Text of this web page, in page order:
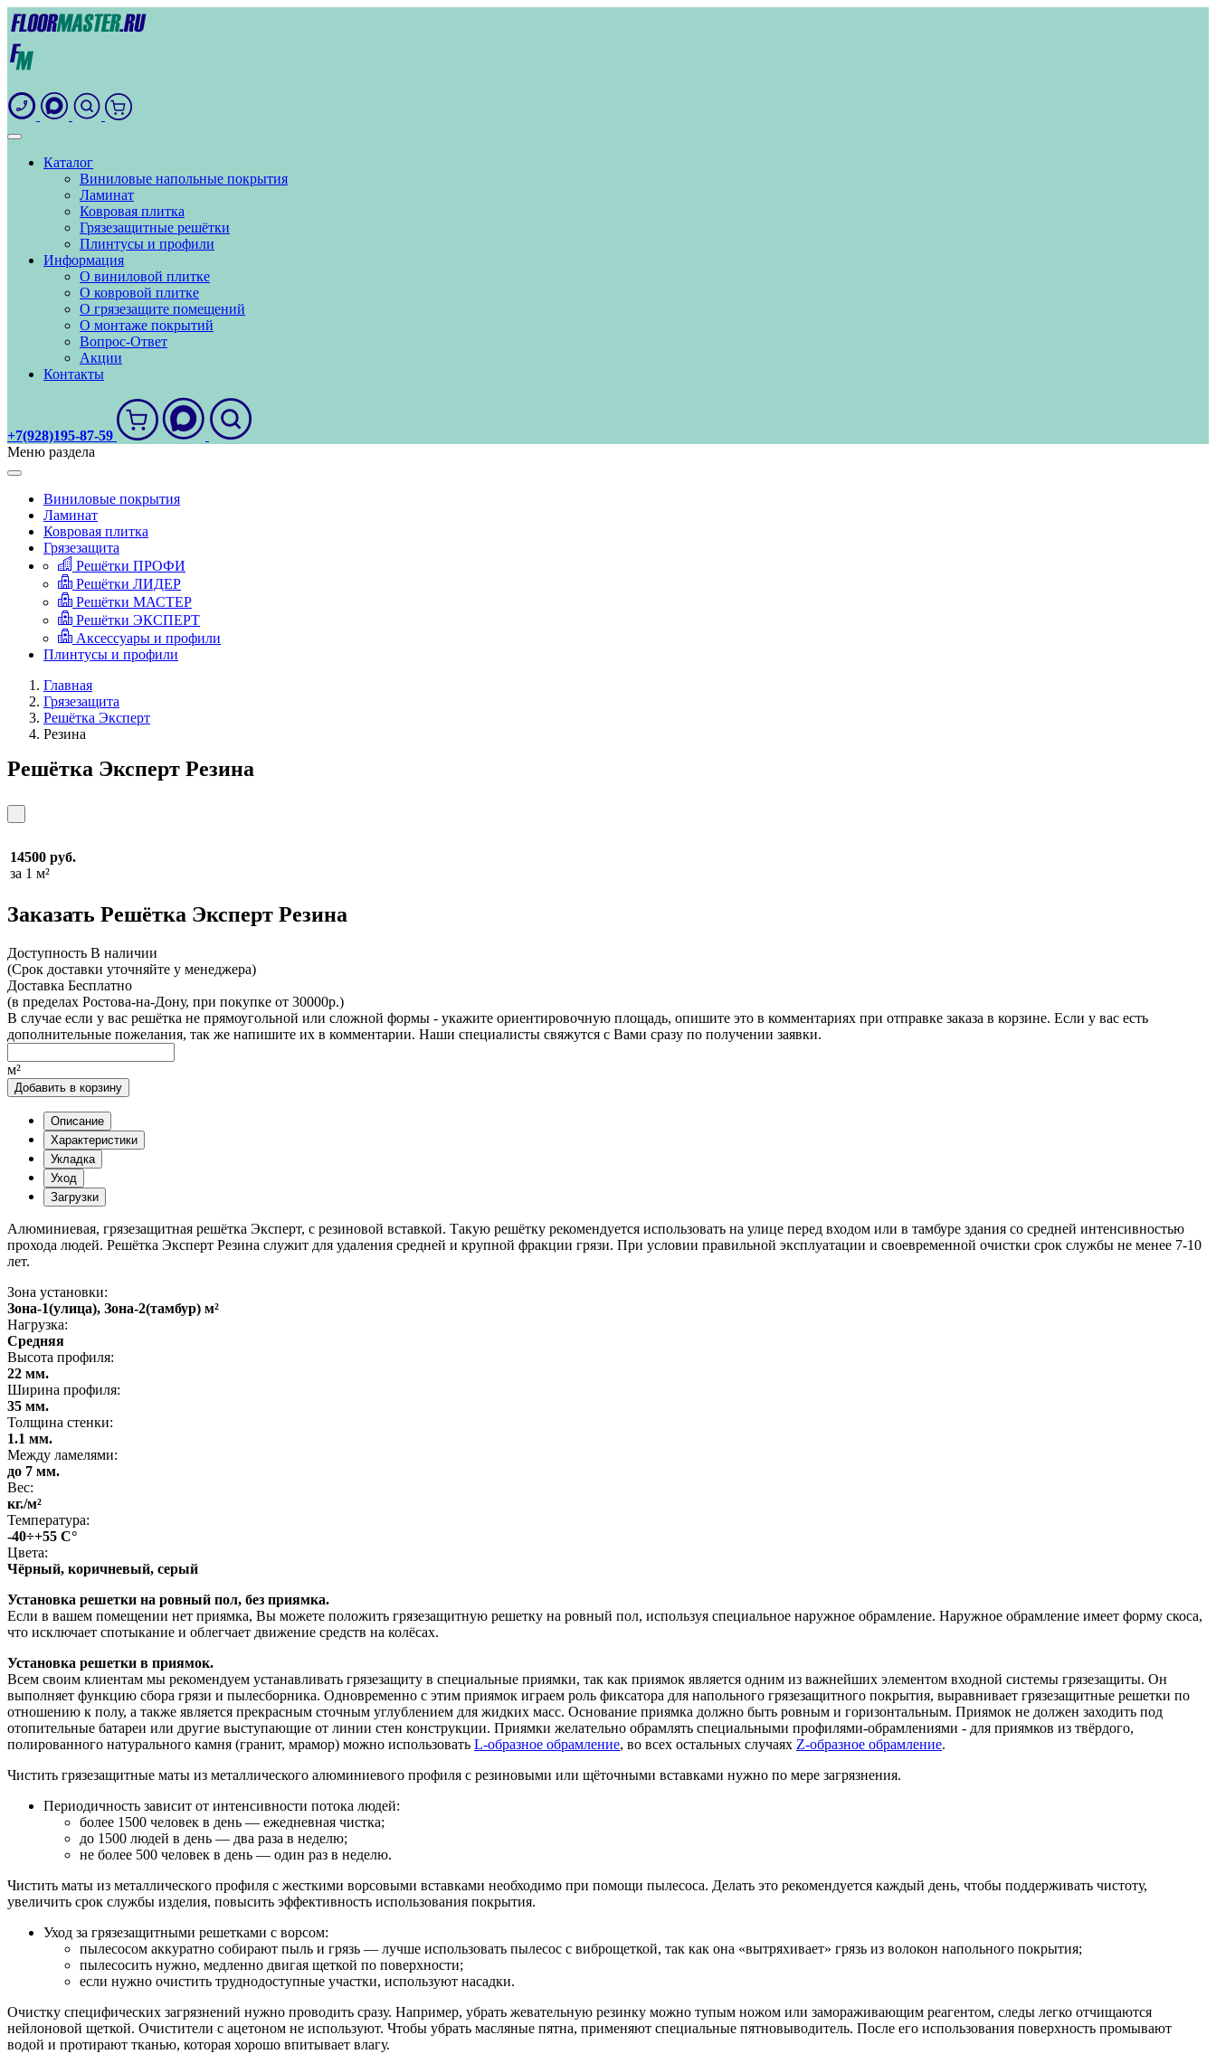
Каталог
Виниловые напольные покрытия
Ламинат
Ковровая плитка
Грязезащитные решётки
Плинтусы и профили
Информация
О виниловой плитке
О ковровой плитке
О грязезащите помещений
О монтаже покрытий
Вопрос-Ответ
Акции
Контакты
+7(928)195-87-59
Меню раздела
Виниловые покрытия
Ламинат
Ковровая плитка
Грязезащита
Решётки ПРОФИ
Решётки ЛИДЕР
Решётки МАСТЕР
Решётки ЭКСПЕРТ
Аксессуары и профили
Плинтусы и профили
Главная
Грязезащита
Решётка Эксперт
Резина
Решётка Эксперт Резина
14500 руб.
за 1 м²
Заказать Решётка Эксперт Резина
Доcтупность В наличии
(Срок доставки уточняйте у менеджера)
Доставка Бесплатно
(в пределах Ростова-на-Дону, при покупке от 30000р.)
В случае если у вас решётка не прямоугольной или сложной формы - укажите ориентировочную площадь, опишите это в комментариях при отправке заказа в корзине. Если у вас есть
дополнительные пожелания, так же напишите их в комментарии. Наши специалисты свяжутся с Вами сразу по получении заявки.
м²
Добавить в корзину
Описание
Характеристики
Укладка
Уход
Загрузки
Алюминиевая, грязезащитная решётка Эксперт, с резиновой вставкой. Такую решётку рекомендуется использовать на улице перед входом или в тамбуре здания со средней интенсивностью
прохода людей. Решётка Эксперт Резина служит для удаления средней и крупной фракции грязи. При условии правильной эксплуатации и своевременной очистки срок службы не менее 7-10
лет.
Зона установки:
Зона-1(улица), Зона-2(тамбур) м²
Нагрузка:
Средняя
Высота профиля:
22 мм.
Ширина профиля:
35 мм.
Толщина стенки:
1.1 мм.
Между ламелями:
до 7 мм.
Вес:
кг./м²
Температура:
-40÷+55 С°
Цвета:
Чёрный, коричневый, серый
Установка решетки на ровный пол, без приямка.
Если в вашем помещении нет приямка, Вы можете положить грязезащитную решетку на ровный пол, используя специальное наружное обрамление. Наружное обрамление имеет форму скоса,
что исключает спотыкание и облегчает движение средств на колёсах.
Установка решетки в приямок.
Всем своим клиентам мы рекомендуем устанавливать грязезащиту в специальные приямки, так как приямок является одним из важнейших элементом входной системы грязезащиты. Он
выполняет функцию сбора грязи и пылесборника. Одновременно с этим приямок играем роль фиксатора для напольного грязезащитного покрытия, выравнивает грязезащитные решетки по
отношению к полу, а также является прекрасным сточным углублением для жидких масс. Основание приямка должно быть ровным и горизонтальным. Приямок не должен заходить под
отопительные батареи или другие выступающие от линии стен конструкции. Приямки желательно обрамлять специальными профилями-обрамлениями - для приямков из твёрдого,
полированного натурального камня (гранит, мрамор) можно использовать L-образное обрамление, во всех остальных случаях Z-образное обрамление.
Чистить грязезащитные маты из металлического алюминиевого профиля с резиновыми или щёточными вставками нужно по мере загрязнения.
Периодичность зависит от интенсивности потока людей:
более 1500 человек в день — ежедневная чистка;
до 1500 людей в день — два раза в неделю;
не более 500 человек в день — один раз в неделю.
Чистить маты из металлического профиля с жесткими ворсовыми вставками необходимо при помощи пылесоса. Делать это рекомендуется каждый день, чтобы поддерживать чистоту,
увеличить срок службы изделия, повысить эффективность использования покрытия.
Уход за грязезащитными решетками с ворсом:
пылесосом аккуратно собирают пыль и грязь — лучше использовать пылесос с виброщеткой, так как она «вытряхивает» грязь из волокон напольного покрытия;
пылесосить нужно, медленно двигая щеткой по поверхности;
если нужно очистить труднодоступные участки, используют насадки.
Очистку специфических загрязнений нужно проводить сразу. Например, убрать жевательную резинку можно тупым ножом или замораживающим реагентом, следы легко отчищаются
нейлоновой щеткой. Очистители с ацетоном не используют. Чтобы убрать масляные пятна, применяют специальные пятновыводитель. После его использования поверхность промывают
водой и протирают тканью, которая хорошо впитывает влагу.